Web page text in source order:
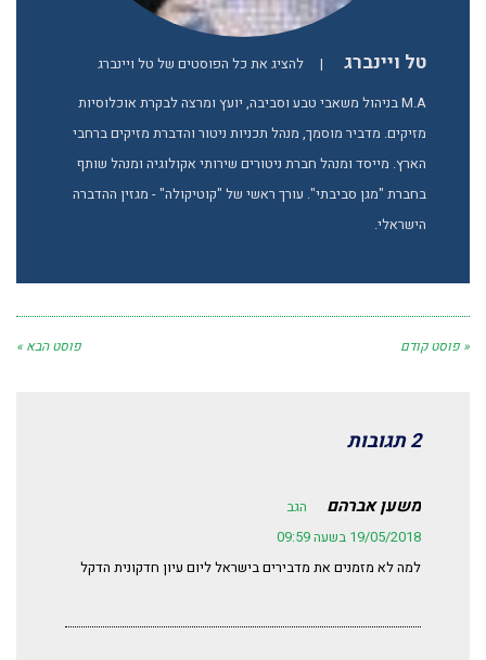
טל ויינברג |
להציג את כל הפוסטים של טל ויינברג
M.A בניהול משאבי טבע וסביבה, יועץ ומרצה לבקרת אוכלוסיות
מזיקים. מדביר מוסמך, מנהל תכניות ניטור והדברת מזיקים ברחבי
הארץ. מייסד ומנהל חברת ניטורים שירותי אקולוגיה ומנהל שותף
בחברת "מגן סביבתי". עורך ראשי של "קוטיקולה" - מגזין ההדברה
הישראלי.
« פוסט קודם פוסט הבא »
2 תגובות
משען אברהם
הגב
19/05/2018 בשעה 09:59
למה לא מזמנים את מדבירים בישראל ליום עיון חדקונית הדקל